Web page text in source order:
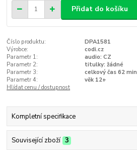
Přidat do košíku
Číslo produktu:
DPA1581
Výrobce:
codi.cz
Parametr 1:
audio: CZ
Parametr 2:
titulky: žádné
Parametr 3:
celkový čas 62 min
Parametr 4:
věk 12+
Hlídat cenu / dostupnost
Kompletní specifikace
Související zboží 3